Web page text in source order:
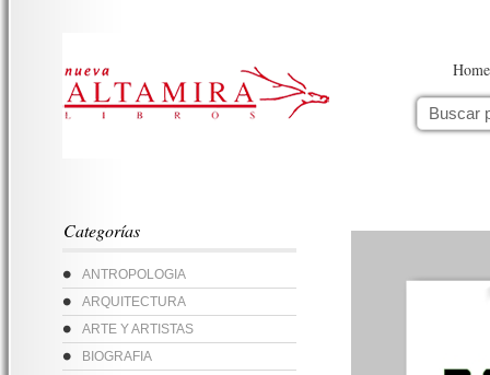
Home
Categorías
ANTROPOLOGIA
ARQUITECTURA
ARTE Y ARTISTAS
BIOGRAFIA